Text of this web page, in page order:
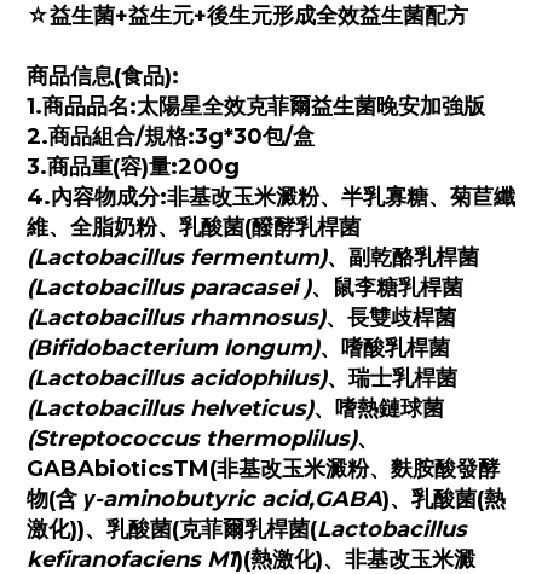
☆益生菌+益生元+後生元形成全效益生菌配方
商品信息(食品):
1.商品品名:太陽星全效克菲爾益生菌晚安加強版
2.商品組合/規格:3g*30包/盒
3.商品重(容)量:200g
4.內容物成分:非基改玉米澱粉、半乳寡糖、菊苣纖
維、全脂奶粉、乳酸菌(醱酵乳桿菌
(Lactobacillus fermentum)、副乾酪乳桿菌
(Lactobacillus paracasei )、鼠李糖乳桿菌
(Lactobacillus rhamnosus)、長雙歧桿菌
(Bifidobacterium longum)、嗜酸乳桿菌
(Lactobacillus acidophilus)、瑞士乳桿菌
(Lactobacillus helveticus)、嗜熱鏈球菌
(Streptococcus thermoplilus)、
GABAbioticsTM(非基改玉米澱粉、麩胺酸發酵
物(含 γ-aminobutyric acid,GABA)、乳酸菌(熱
激化))、乳酸菌(克菲爾乳桿菌(Lactobacillus
kefiranofaciens M1)(熱激化)、非基改玉米澱